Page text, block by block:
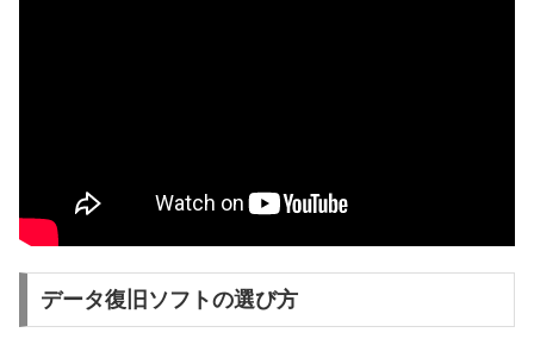
データ復旧ソフトの選び方